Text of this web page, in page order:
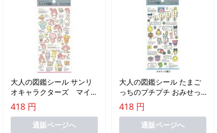
大人の図鑑シール サンリ
オキャラクターズ マイメ
ロディ
418 円
通販ページへ
大人の図鑑シール たまご
っちのプチプチ おみせっ
ち編1
418 円
通販ページへ